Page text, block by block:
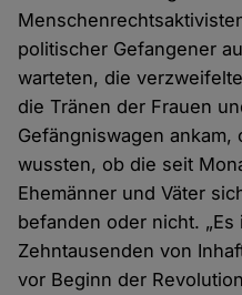
politischer Gefangener
warteten, die
die Tränen der Frauen
Gefängniswagen
wussten, ob die seit
Ehemänner und Väter
befanden oder nicht.
Zehntausenden von
vor Beginn der